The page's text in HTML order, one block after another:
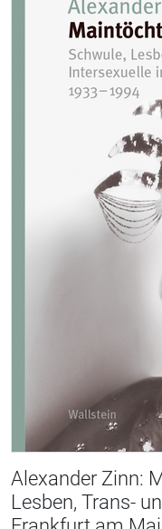
Alexander Zinn:
Lesben, Trans-